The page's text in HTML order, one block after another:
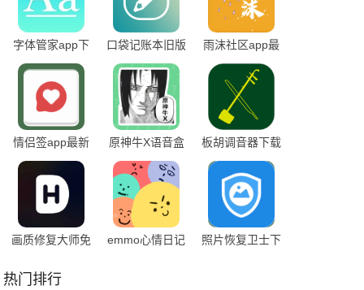
字体管家app下
载安装免费版
口袋记账本旧版
下载
雨沫社区app最
新版
情侣签app最新
版
原神牛X语音盒
app下载
板胡调音器下载
免费最新版本
画质修复大师免
emmo心情日记
照片恢复卫士下
热门排行